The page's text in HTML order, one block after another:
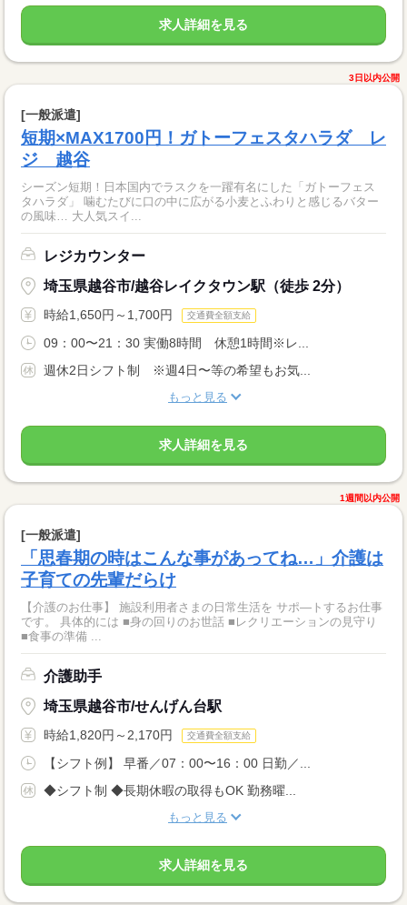
求人詳細を見る
3日以内公開
[一般派遣]
短期×MAX1700円！ガトーフェスタハラダ レ
ジ 越谷
シーズン短期！日本国内でラスクを一躍有名にした「ガトーフェス
タハラダ」 噛むたびに口の中に広がる小麦とふわりと感じるバター
の風味… 大人気スイ...
レジカウンター
埼玉県越谷市/越谷レイクタウン駅（徒歩 2分）
時給1,650円～1,700円 交通費全額支給
09：00〜21：30 実働8時間 休憩1時間※レ...
週休2日シフト制 ※週4日〜等の希望もお気...
もっと見る
求人詳細を見る
1週間以内公開
[一般派遣]
「思春期の時はこんな事があってね…」介護は
子育ての先輩だらけ
【介護のお仕事】 施設利用者さまの日常生活を サポ―トするお仕事
です。 具体的には ■身の回りのお世話 ■レクリエーションの見守り
■食事の準備 ...
介護助手
埼玉県越谷市/せんげん台駅
時給1,820円～2,170円 交通費全額支給
【シフト例】 早番／07：00〜16：00 日勤／...
◆シフト制 ◆長期休暇の取得もOK 勤務曜...
もっと見る
求人詳細を見る